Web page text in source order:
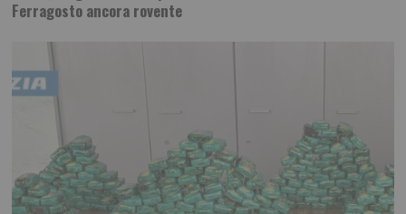
Ferragosto ancora rovente